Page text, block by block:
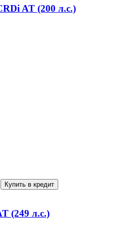
AT (200 л.с.)
Купить в кредит
(249 л.с.)